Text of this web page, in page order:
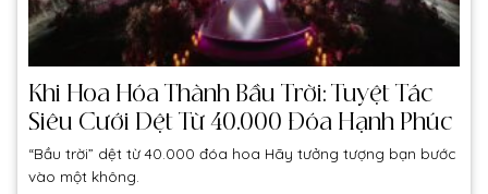
Khi Hoa Hóa Thành Bầu Trời: Tuyệt Tác
Siêu Cưới Dệt Từ 40.000 Đóa Hạnh Phúc
“Bầu trời” dệt từ 40.000 đóa hoa Hãy tưởng tượng bạn bước
vào một không.